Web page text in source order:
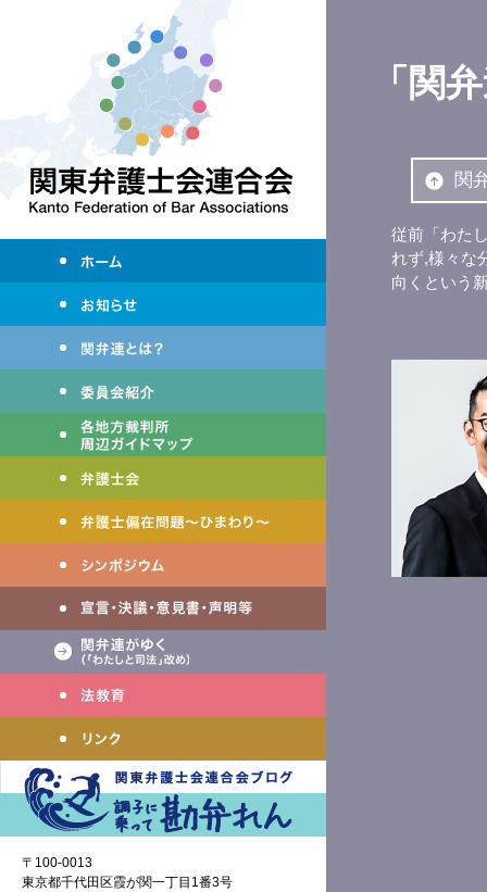
〒100-0013
東京都千代田区霞が関一丁目1番3号
「関
関
従前「わた
れず,様々な
向くという